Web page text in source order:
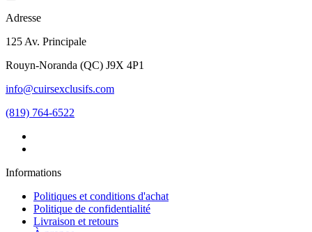
Adresse
125 Av. Principale
Rouyn-Noranda (QC) J9X 4P1
info@cuirsexclusifs.com
(819) 764-6522
Informations
Politiques et conditions d'achat
Politique de confidentialité
Livraison et retours